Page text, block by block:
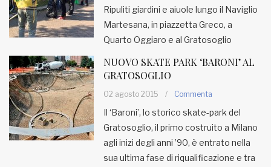
MUNICIPI
Inviateci le vostre segnalazioni
Iscriviti alla newsletter
www.viveremilano.info
Fondato e diretto da Enzo De
EDB edizioni - Via Brivio angolo C.
Ripuliti giardini e aiuole lungo il Naviglio
Martesana, in piazzetta Greco, a
Quarto Oggiaro e al Gratosoglio
NUOVO SKATE PARK ‘BARONI’ AL
GRATOSOGLIO
02 agosto 2015 / Commenta
Il ‘Baroni’, lo storico skate-park del
Gratosoglio, il primo costruito a Milano
agli inizi degli anni ’90, è entrato nella
sua ultima fase di riqualificazione e tra